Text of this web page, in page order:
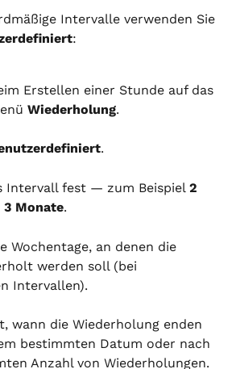
Intervalle verwenden Sie
:
Erstellen einer Stunde auf das
Wiederholung.
.
Intervall fest — zum Beispiel 2
3 Monate.
Wochentage, an denen die
werden soll (bei
Intervallen).
wann die Wiederholung enden
bestimmten Datum oder nach
Anzahl von Wiederholungen.